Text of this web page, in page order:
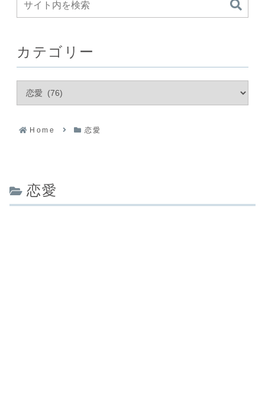
カテゴリー
Home 恋愛
恋愛